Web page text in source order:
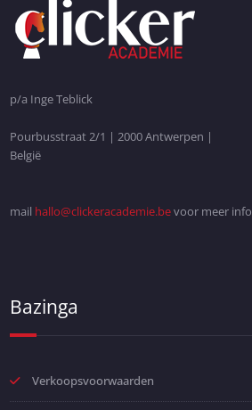
p/a Inge Teblick
Pourbusstraat 2/1 | 2000 Antwerpen |
België
mail hallo@clickeracademie.bevoor meer info
Bazinga
Verkoopsvoorwaarden